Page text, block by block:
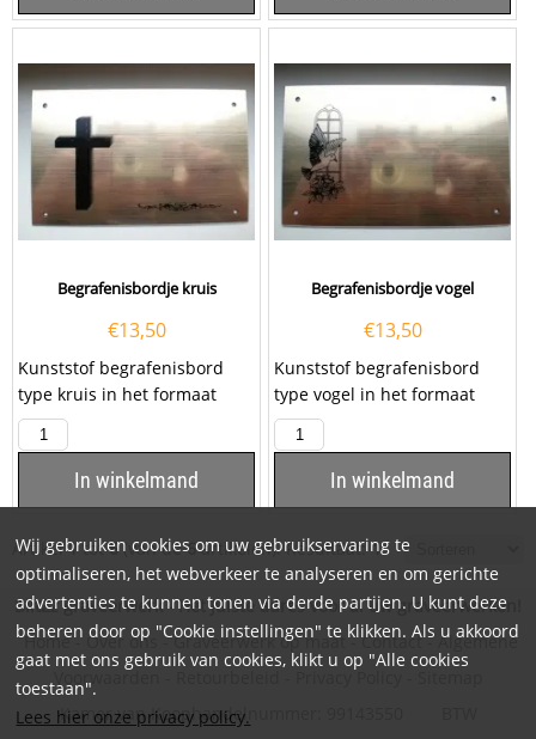
Begrafenisbordje kruis
€13,50
Kunststof begrafenisbord
type kruis in het formaat
100x160mm, inclusief het
graveren van een...
In winkelmand
Begrafenisbordje vogel
€13,50
Kunststof begrafenisbord
type vogel in het formaat
100x160mm, inclusief het
graveren van een...
In winkelmand
Artikel1tot6(van de6artikelen).Resultaat: 1
BlitZz graveerwerk - Hét juiste adres voor al uw graveerwerken!
Home- Over ons -Graveerwerk op maat -Contact- Algemene
Voorwaarden
Privacy Policy
Kamer van Koophandelnummer: 99143550 BTW
Wij gebruiken cookies om uw gebruikservaring te
optimaliseren, het webverkeer te analyseren en om gerichte
advertenties te kunnen tonen via derde partijen. U kunt deze
beheren door op "Cookie instellingen" te klikken. Als u akkoord
gaat met ons gebruik van cookies, klikt u op "Alle cookies
toestaan".
Lees hier onze privacy policy.